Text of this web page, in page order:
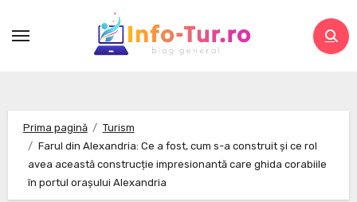
Prima pagină
Turism
Farul din Alexandria: Ce a fost, cum s-a construit și ce rol
avea această construcție impresionantă care ghida corabiile
în portul orașului Alexandria